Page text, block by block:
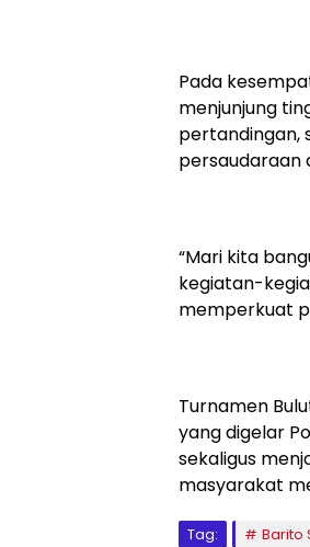
‎Pada
menjunjung
pertandingan,
persaudaraan
‎“Mari kita
kegiatan-
memperkuat
‎Turnamen
yang digelar
sekaligus
masyarakat
Tag: Barito